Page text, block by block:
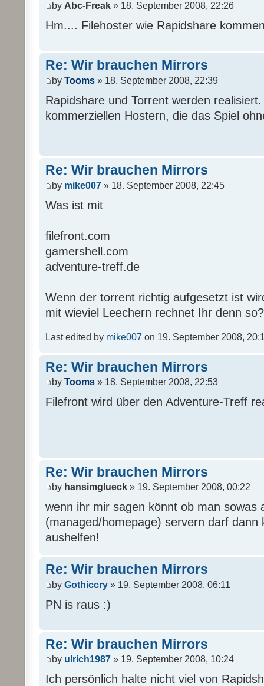
by Abc-Freak » 18. September 2008, 22:26
Hm.... Filehoster wie Rapidshare
Re: Wir brauchen Mirrors
by Tooms » 18. September 2008, 22:39
Rapidshare und Torrent werden
kommerziellen Hostern, die das Spiel
Re: Wir brauchen Mirrors
by mike007 » 18. September 2008, 22:45
Was ist mit
filefront.com
gamershell.com
adventure-treff.de
Wenn der torrent richtig aufgesetzt ist
mit wieviel Leechern rechnet Ihr denn so?
Last edited by mike007 on 19. September 2008,
Re: Wir brauchen Mirrors
by Tooms » 18. September 2008, 22:53
Filefront wird über den Adventure-Treff
Re: Wir brauchen Mirrors
by hansimglueck » 19. September 2008, 00:22
wenn ihr mir sagen könnt ob man sowas
(managed/homepage) servern darf
aushelfen!
Re: Wir brauchen Mirrors
by Gothiccry » 19. September 2008, 06:11
PN is raus :)
Re: Wir brauchen Mirrors
by ulrich1987 » 19. September 2008, 10:24
Ich persönlich halte nicht viel von